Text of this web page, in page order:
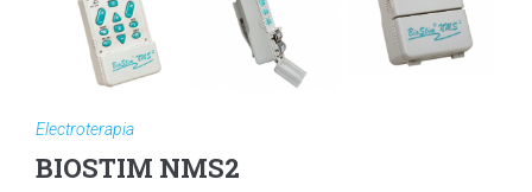
Electroterapia
BIOSTIM NMS2